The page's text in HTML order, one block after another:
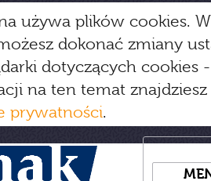
używa plików cookies.
dokonać zmiany
dotyczących cookies
na ten temat
prywatności.